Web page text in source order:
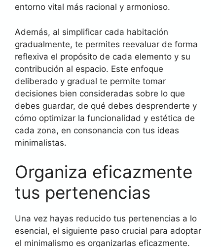
entorno vital más racional y armonioso.
Además, al simplificar cada habitación
gradualmente, te permites reevaluar de forma
reflexiva el propósito de cada elemento y su
contribución al espacio. Este enfoque
deliberado y gradual te permite tomar
decisiones bien consideradas sobre lo que
debes guardar, de qué debes desprenderte y
cómo optimizar la funcionalidad y estética de
cada zona, en consonancia con tus ideas
minimalistas.
Organiza eficazmente
tus pertenencias
Una vez hayas reducido tus pertenencias a lo
esencial, el siguiente paso crucial para adoptar
el minimalismo es organizarlas eficazmente.